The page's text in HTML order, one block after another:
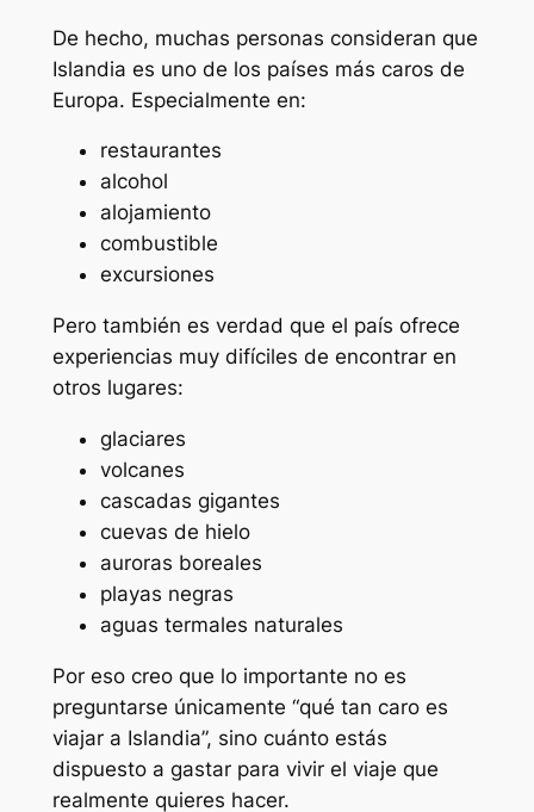
De hecho, muchas personas consideran que
Islandia es uno de los países más caros de
Europa. Especialmente en:
restaurantes
alcohol
alojamiento
combustible
excursiones
Pero también es verdad que el país ofrece
experiencias muy difíciles de encontrar en
otros lugares:
glaciares
volcanes
cascadas gigantes
cuevas de hielo
auroras boreales
playas negras
aguas termales naturales
Por eso creo que lo importante no es
preguntarse únicamente “qué tan caro es
viajar a Islandia”, sino cuánto estás
dispuesto a gastar para vivir el viaje que
realmente quieres hacer.